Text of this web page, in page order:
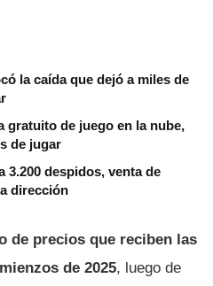
la caída que dejó a miles de
gratuito de juego en la nube,
de jugar
despidos, venta de
dirección
de precios que reciben las
de 2025, luego de